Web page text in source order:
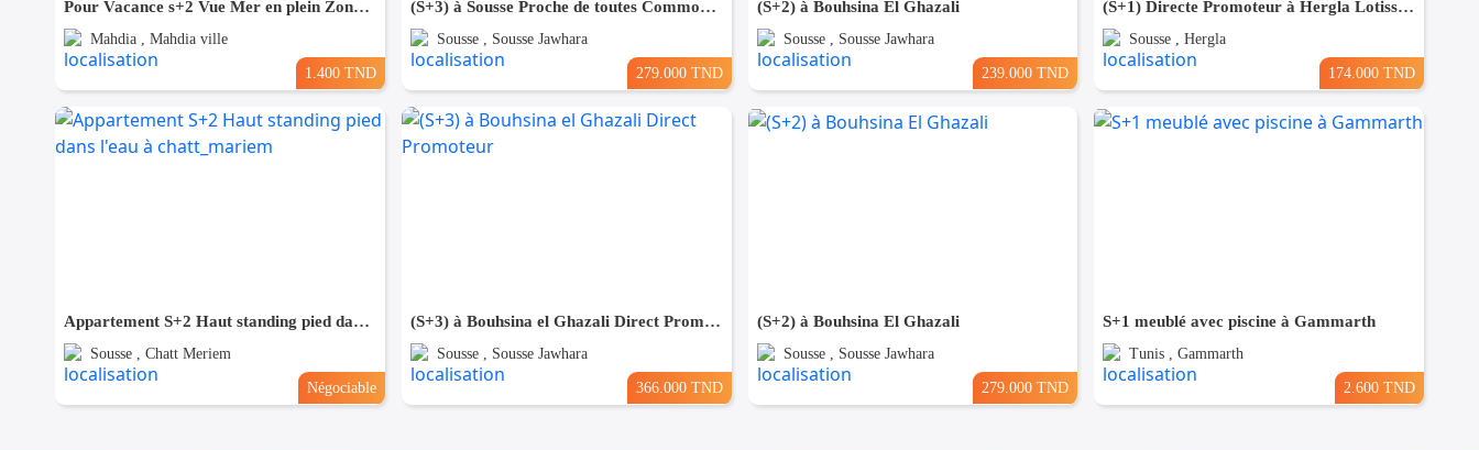
Pour Vacance s+2 Vue Mer en plein Zone Touristique Mahdia
Mahdia , Mahdia ville
1.400 TND
(S+3) à Sousse Proche de toutes Commodités
Sousse , Sousse Jawhara
279.000 TND
(S+2) à Bouhsina El Ghazali
Sousse , Sousse Jawhara
239.000 TND
(S+1) Directe Promoteur à Hergla Lotissement AFH
Sousse , Hergla
174.000 TND
Appartement S+2 Haut standing pied dans l'eau à chatt_mariem
Sousse , Chatt Meriem
Négociable
(S+3) à Bouhsina el Ghazali Direct Promoteur
Sousse , Sousse Jawhara
366.000 TND
(S+2) à Bouhsina El Ghazali
Sousse , Sousse Jawhara
279.000 TND
S+1 meublé avec piscine à Gammarth
Tunis , Gammarth
2.600 TND